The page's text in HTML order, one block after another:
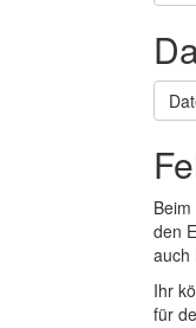
den
auch
Ihr
für